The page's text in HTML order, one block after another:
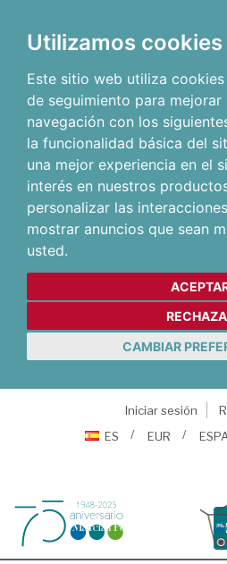
Utilizamos cookies
Este sitio web utiliza
de seguimiento para mejorar
navegación con los
la funcionalidad básica del
una mejor experiencia en el
interés en nuestros
personalizar las
mostrar anuncios que sean
usted.
CAMBIAR
Iniciar sesión
ES
EUR